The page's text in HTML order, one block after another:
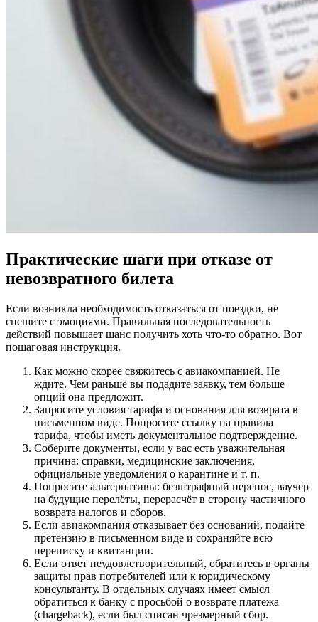
Практические шаги при отказе от
невозвратного билета
Если возникла необходимость отказаться от поездки, не
спешите с эмоциями. Правильная последовательность
действий повышает шанс получить хоть что-то обратно. Вот
пошаговая инструкция.
Как можно скорее свяжитесь с авиакомпанией. Не
ждите. Чем раньше вы подадите заявку, тем больше
опций она предложит.
Запросите условия тарифа и основания для возврата в
письменном виде. Попросите ссылку на правила
тарифа, чтобы иметь документальное подтверждение.
Соберите документы, если у вас есть уважительная
причина: справки, медицинские заключения,
официальные уведомления о карантине и т. п.
Попросите альтернативы: безштрафный перенос, ваучер
на будущие перелёты, перерасчёт в сторону частичного
возврата налогов и сборов.
Если авиакомпания отказывает без оснований, подайте
претензию в письменном виде и сохраняйте всю
переписку и квитанции.
Если ответ неудовлетворительный, обратитесь в органы
защиты прав потребителей или к юридическому
консультанту. В отдельных случаях имеет смысл
обратиться к банку с просьбой о возврате платежа
(chargeback), если был списан чрезмерный сбор.